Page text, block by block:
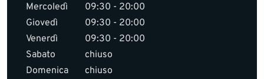
Mercoledì
09:30 - 20:00
Giovedì
09:30 - 20:00
Venerdì
09:30 - 20:00
Sabato
chiuso
Domenica
chiuso